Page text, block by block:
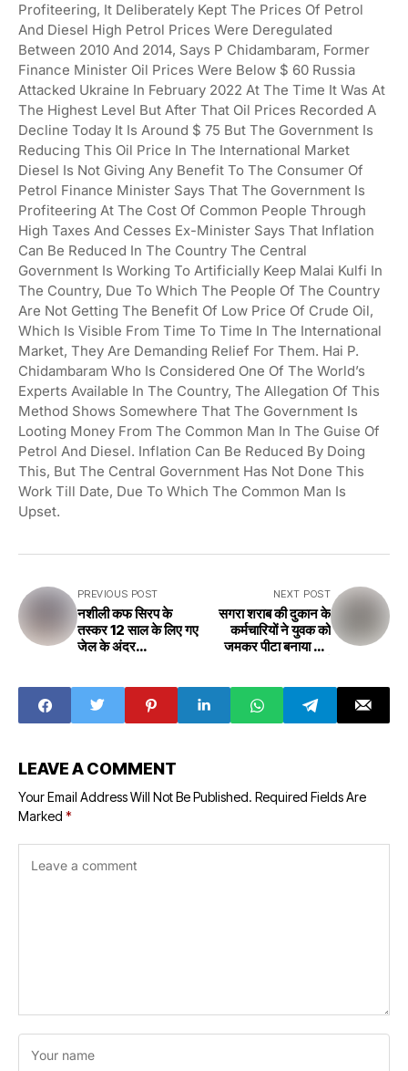
Profiteering, It Deliberately Kept The Prices Of Petrol
And Diesel High Petrol Prices Were Deregulated
Between 2010 And 2014, Says P Chidambaram, Former
Finance Minister Oil Prices Were Below $ 60 Russia
Attacked Ukraine In February 2022 At The Time It Was At
The Highest Level But After That Oil Prices Recorded A
Decline Today It Is Around $ 75 But The Government Is
Reducing This Oil Price In The International Market
Diesel Is Not Giving Any Benefit To The Consumer Of
Petrol Finance Minister Says That The Government Is
Profiteering At The Cost Of Common People Through
High Taxes And Cesses Ex-Minister Says That Inflation
Can Be Reduced In The Country The Central
Government Is Working To Artificially Keep Malai Kulfi In
The Country, Due To Which The People Of The Country
Are Not Getting The Benefit Of Low Price Of Crude Oil,
Which Is Visible From Time To Time In The International
Market, They Are Demanding Relief For Them. Hai P.
Chidambaram Who Is Considered One Of The World’s
Experts Available In The Country, The Allegation Of This
Method Shows Somewhere That The Government Is
Looting Money From The Common Man In The Guise Of
Petrol And Diesel. Inflation Can Be Reduced By Doing
This, But The Central Government Has Not Done This
Work Till Date, Due To Which The Common Man Is
Upset.
PREVIOUS POST
नशीली कफ सिरप के
तस्कर 12 साल के लिए गए
जेल के अंदर
cough syrup
went to jail for 12
years
NEXT POST
सगरा शराब की दुकान के
कर्मचारियों ने युवक को
जमकर पीटा बनाया मुर्गा
Sagra liquor shop
thrashed the
young man
LEAVE A COMMENT
Your Email Address Will Not Be Published. Required Fields Are
Marked *